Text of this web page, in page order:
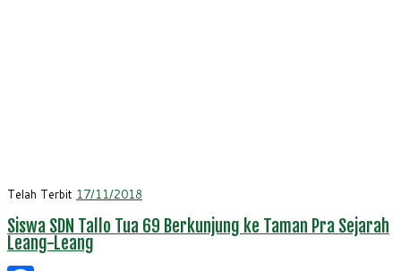
Telah Terbit 17/11/2018
Siswa SDN Tallo Tua 69 Berkunjung ke Taman Pra Sejarah
Leang-Leang